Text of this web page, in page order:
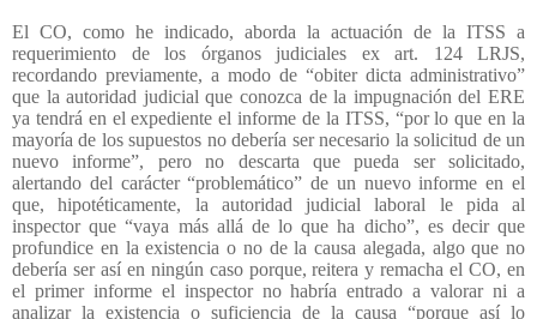
El CO, como he indicado, aborda la actuación de la ITSS a
requerimiento de los órganos judiciales ex art. 124 LRJS,
recordando previamente, a modo de “obiter dicta administrativo”
que la autoridad judicial que conozca de la impugnación del ERE
ya tendrá en el expediente el informe de la ITSS, “por lo que en la
mayoría de los supuestos no debería ser necesario la solicitud de un
nuevo informe”, pero no descarta que pueda ser solicitado,
alertando del carácter “problemático” de un nuevo informe en el
que, hipotéticamente, la autoridad judicial laboral le pida al
inspector que “vaya más allá de lo que ha dicho”, es decir que
profundice en la existencia o no de la causa alegada, algo que no
debería ser así en ningún caso porque, reitera y remacha el CO, en
el primer informe el inspector no habría entrado a valorar ni a
analizar la existencia o suficiencia de la causa “porque así lo